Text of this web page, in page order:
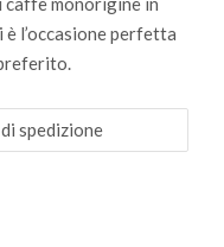
l’occasione perfetta
spedizione